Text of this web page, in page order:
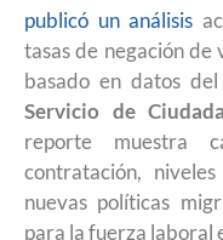
publicó un análisis
tasas de negación de
basado en datos del
Servicio de
reporte muestra
contratación,
nuevas políticas
para la fuerza laboral